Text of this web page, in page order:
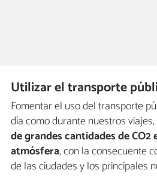
Utilizar el transporte
Fomentar el uso del transporte
día como durante nuestros
de grandes cantidades de CO2
atmósfera, con la consecuente
de las ciudades y los principales